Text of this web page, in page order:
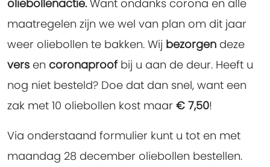
oliebollenactie.Want ondanks corona en alle
maatregelen zijn we wel van plan om dit jaar
weer oliebollen te bakken. Wij bezorgen deze
vers en coronaproof bij u aan de deur. Heeft u
nog niet besteld? Doe dat dan snel, want een
zak met 10 oliebollen kost maar € 7,50!
Via onderstaand formulier kunt u tot en met
maandag 28 december oliebollen bestellen.